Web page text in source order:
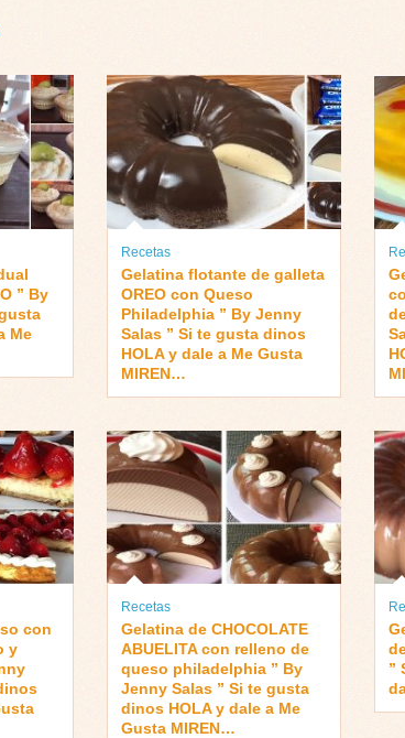
” By
Me
Recetas
Gelatina flotante de galleta
OREO con Queso
Philadelphia ” By Jenny
Salas ” Si te gusta dinos
HOLA y dale a Me Gusta
MIREN…
con
y
Recetas
Gelatina de CHOCOLATE
ABUELITA con relleno de
queso philadelphia ” By
Jenny Salas ” Si te gusta
dinos HOLA y dale a Me
Gusta MIREN…
”